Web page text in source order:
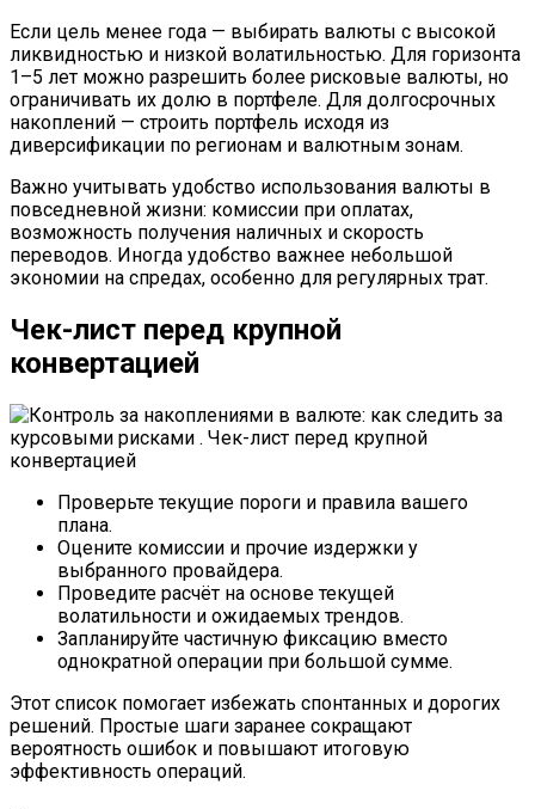
Если цель менее года — выбирать валюты с высокой
ликвидностью и низкой волатильностью. Для горизонта
1–5 лет можно разрешить более рисковые валюты, но
ограничивать их долю в портфеле. Для долгосрочных
накоплений — строить портфель исходя из
диверсификации по регионам и валютным зонам.
Важно учитывать удобство использования валюты в
повседневной жизни: комиссии при оплатах,
возможность получения наличных и скорость
переводов. Иногда удобство важнее небольшой
экономии на спредах, особенно для регулярных трат.
Чек-лист перед крупной
конвертацией
Проверьте текущие пороги и правила вашего
плана.
Оцените комиссии и прочие издержки у
выбранного провайдера.
Проведите расчёт на основе текущей
волатильности и ожидаемых трендов.
Запланируйте частичную фиксацию вместо
однократной операции при большой сумме.
Этот список помогает избежать спонтанных и дорогих
решений. Простые шаги заранее сокращают
вероятность ошибок и повышают итоговую
эффективность операций.